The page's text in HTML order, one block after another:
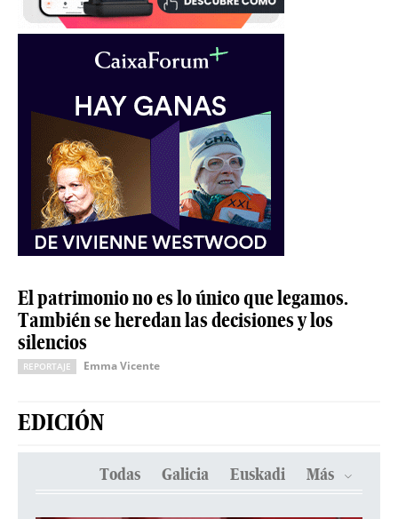
El patrimonio no es lo único que legamos.
También se heredan las decisiones y los
silencios
REPORTAJE Emma Vicente
EDICIÓN
Todas Galicia Euskadi Más